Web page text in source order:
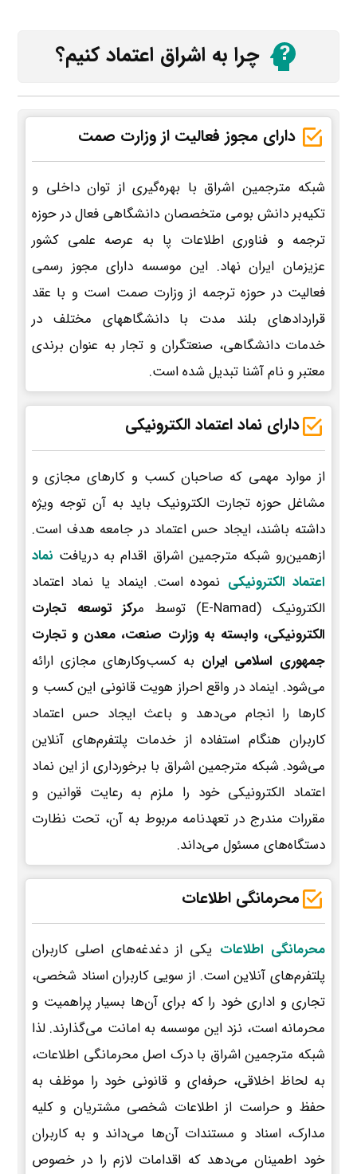
چرا به اشراق اعتماد کنیم؟
دارای مجوز فعالیت از وزارت صمت
شبکه مترجمین اشراق با بهره‌گیری از توان داخلی و
تکیه‌بر دانش بومی متخصصان دانشگاهی فعال در حوزه
ترجمه و فناوری اطلاعات پا به عرصه علمی کشور
عزیزمان ایران نهاد. این موسسه دارای مجوز رسمی
فعالیت در حوزه ترجمه از وزارت صمت است و با عقد
قراردادهای بلند مدت با دانشگاههای مختلف در
خدمات دانشگاهی، صنعتگران و تجار به عنوان برندی
معتبر و نام آشنا تبدیل شده است.
دارای نماد اعتماد الکترونیکی
از موارد مهمی که صاحبان کسب و کارهای مجازی و
مشاغل حوزه تجارت الکترونیک باید به آن توجه ویژه
داشته باشند، ایجاد حس اعتماد در جامعه هدف است.
ازهمین‌رو شبکه مترجمین اشراق اقدام به دریافت نماد
اعتماد الکترونیکی نموده است. اینماد یا نماد اعتماد
الکترونیک (E-Namad) توسط م
رکز توسعه تجارت
الکترونیکی، وابسته به وزارت صنعت، معدن و تجارت
جمهوری اسلامی ایران به کسب‌وکارهای مجازی ارائه
می‌شود. اینماد در واقع احراز هویت قانونی این کسب و
کارها را انجام می‌دهد و باعث ایجاد حس اعتماد
کاربران هنگام استفاده از خدمات پلتفرم‌های آنلاین
می‌شود. شبکه مترجمین اشراق با برخورداری از این نماد
اعتماد الکترونیکی خود را ملزم به رعایت قوانین و
مقررات مندرج در تعهدنامه مربوط به آن، تحت نظارت
دستگاه‌های مسئول می‌داند.
محرمانگی اطلاعات
محرمانگی اطلاعات یکی از دغدغه‌های اصلی کاربران
پلتفرم‌های آنلاین است. از سویی کاربران اسناد شخصی،
تجاری و اداری خود را که برای آن‌ها بسیار پراهمیت و
محرمانه است، نزد این موسسه به امانت می‌گذارند. لذا
شبکه مترجمین اشراق با درک اصل محرمانگی اطلاعات،
به لحاظ اخلاقی، حرفه‌ای و قانونی خود را موظف به
حفظ و حراست از اطلاعات شخصی مشتریان و کلیه
مدارک، اسناد و مستندات آن‌ها می‌داند و به کاربران
خود اطمینان می‌دهد که اقدامات لازم را در خصوص